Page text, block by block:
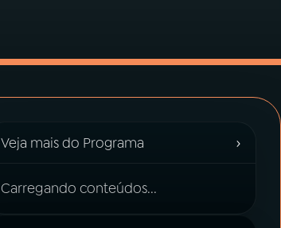
Veja mais do Programa ›
Carregando conteúdos...